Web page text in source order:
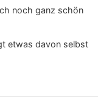
noch ganz schön
etwas davon selbst